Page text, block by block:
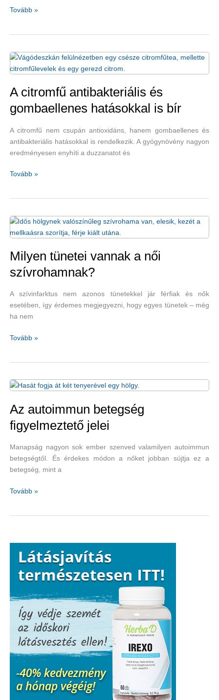
A
és
lelki
okoznak
Tovább »
A citromfű antibakteriális és
gombaellenes hatásokkal is bír
A citromfű nem csupán antioxidáns, hanem gombaellenes és
antibakteriális hatásokkal is rendelkezik. A gyógynövény nagyon
eredményesen enyhíti a duzzanatot és
A
gombaellenes
hatásokkal
bír
Tovább »
Milyen tünetei vannak a női
szívrohamnak?
A szívinfarktus nem azonos tünetekkel jár férfiak és nők
esetében, így érdemes megjegyezni, hogy egyes tünetek – még
ha nem
Milyen
női
Tovább »
Az autoimmun betegség
figyelmeztető jelei
Manapság nagyon sok ember szenved valamilyen autoimmun
betegségtől. És érdekes módon a nőket jobban sújtja ez a
betegség, mint a
Az
Tovább »